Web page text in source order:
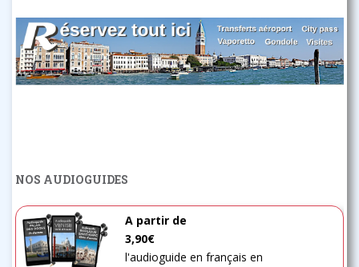
NOS AUDIOGUIDES
A partir de
3,90€
l'audioguide en français en